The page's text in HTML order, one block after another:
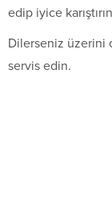
edip iyice
Dilerseniz üzerini
servis edin.